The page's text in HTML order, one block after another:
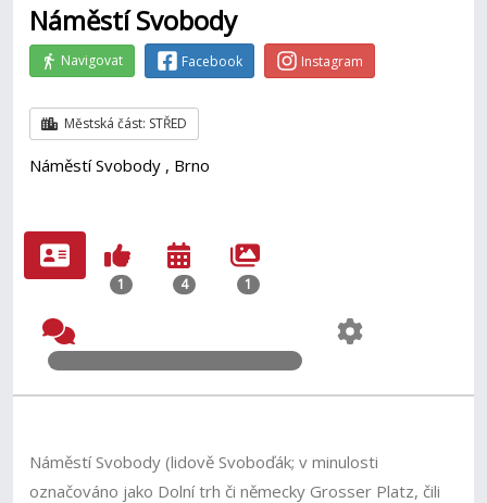
Náměstí Svobody
Navigovat Facebook Instagram
Městská část: STŘED
Náměstí Svobody , Brno
1 4 1
Náměstí Svobody (lidově Svoboďák; v minulosti
označováno jako Dolní trh či německy Grosser Platz, čili